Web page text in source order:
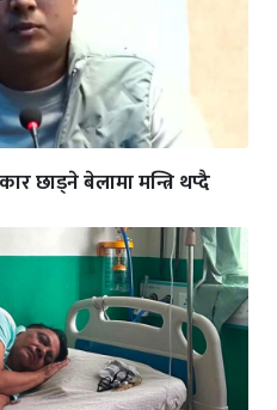
छाड्ने बेलामा मन्त्रि थप्दै